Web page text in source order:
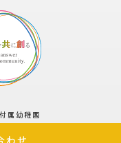
わせ
属幼稚園